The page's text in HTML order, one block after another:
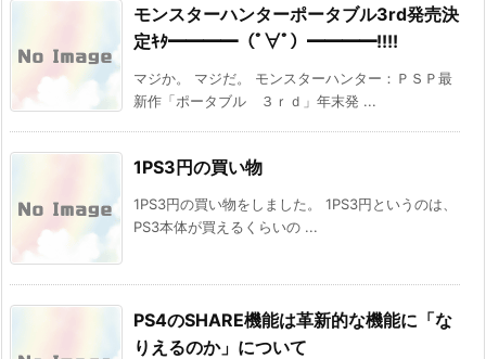
モンスターハンターポータブル3rd発売決
定ｷﾀ━━━━（ﾟ∀ﾟ）━━━━!!!!
マジか。 マジだ。 モンスターハンター：ＰＳＰ最
新作「ポータブル ３ｒｄ」年末発 ...
1PS3円の買い物
1PS3円の買い物をしました。 1PS3円というのは、
PS3本体が買えるくらいの ...
PS4のSHARE機能は革新的な機能に「な
りえるのか」について